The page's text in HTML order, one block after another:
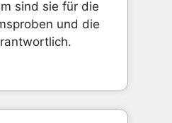
sind sie für die
und die